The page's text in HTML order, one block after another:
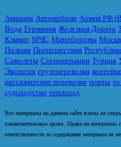
Авиация Автомобили Армия РФ
Вода Германия Железная Дорога
Климат МЧС Минобороны
Польша Происшествия
Самолеты Спецоперации Турция
Экология грузоперевозки
пассажирские перевозки порты
судоходство теплоход
Все материалы на данном сайте взяты из
ознакомительных целях. Права на материалы
ответственности за содержание материала не